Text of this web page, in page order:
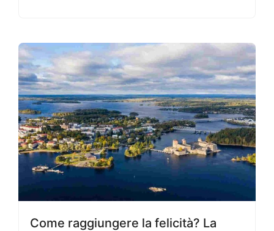
Come raggiungere la felicità? La